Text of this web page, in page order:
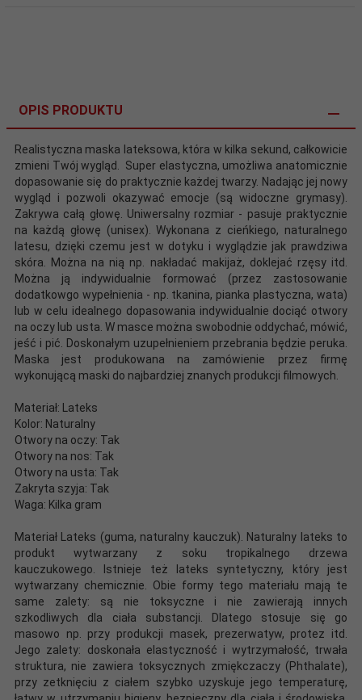
OPIS PRODUKTU
Realistyczna maska lateksowa, która w kilka sekund, całkowicie
zmieni Twój wygląd. Super elastyczna, umożliwa anatomicznie
dopasowanie się do praktycznie każdej twarzy. Nadając jej nowy
wygląd i pozwoli okazywać emocje (są widoczne grymasy).
Zakrywa całą głowę. Uniwersalny rozmiar - pasuje praktycznie
na każdą głowę (unisex). Wykonana z cieńkiego, naturalnego
latesu, dzięki czemu jest w dotyku i wyglądzie jak prawdziwa
skóra. Można na nią np. nakładać makijaż, doklejać rzęsy itd.
Można ją indywidualnie formować (przez zastosowanie
dodatkowgo wypełnienia - np. tkanina, pianka plastyczna, wata)
lub w celu idealnego dopasowania indywidualnie dociąć otwory
na oczy lub usta. W masce można swobodnie oddychać, mówić,
jeść i pić. Doskonałym uzupełnieniem przebrania będzie peruka.
Maska jest produkowana na zamówienie przez firmę
wykonującą maski do najbardziej znanych produkcji filmowych.
Materiał: Lateks
Kolor: Naturalny
Otwory na oczy: Tak
Otwory na nos: Tak
Otwory na usta: Tak
Zakryta szyja: Tak
Waga: Kilka gram
Materiał Lateks (guma, naturalny kauczuk). Naturalny lateks to
produkt wytwarzany z soku tropikalnego drzewa
kauczukowego. Istnieje też lateks syntetyczny, który jest
wytwarzany chemicznie. Obie formy tego materiału mają te
same zalety: są nie toksyczne i nie zawierają innych
szkodliwych dla ciała substancji. Dlatego stosuje się go
masowo np. przy produkcji masek, prezerwatyw, protez itd.
Jego zalety: doskonała elastyczność i wytrzymałość, trwała
struktura, nie zawiera toksycznych zmiękczaczy (Phthalate),
przy zetknięciu z ciałem szybko uzyskuje jego temperaturę,